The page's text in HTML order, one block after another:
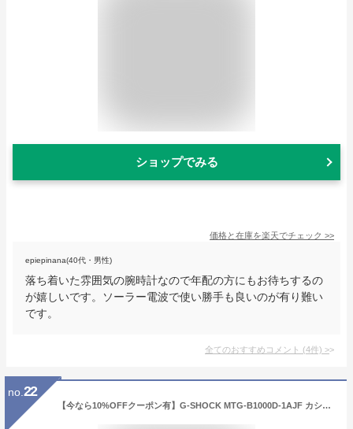
ショップでみる
価格と在庫を楽天でチェック >>
epiepinana(40代・男性)
落ち着いた雰囲気の腕時計なので年配の方にもお待ちするの
が嬉しいです。ソーラー電波で使い勝手も良いのが有り難い
です。
全てのおすすめコメント (4件) >
no. 22
【今なら10%OFFクーポン有】G-SHOCK MTG-B1000D-1AJF カシオ メンズ 腕時計 電波ソーラー シルバー MT-G メタル 国内正規品